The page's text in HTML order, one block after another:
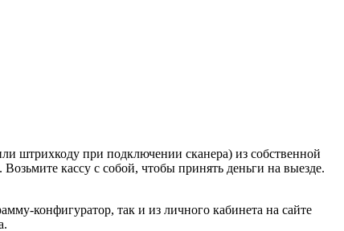
штрихкоду при подключении сканера) из собственной
кассу с собой, чтобы принять деньги на выезде.
конфигуратор, так и из личного кабинета на сайте